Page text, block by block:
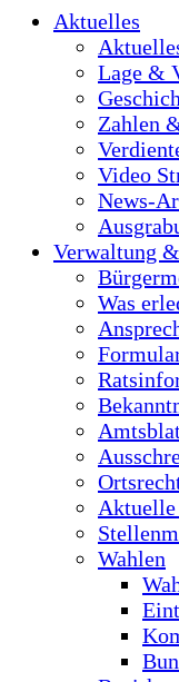
Aktuelles
Lage &
Zahlen
Video
News-
Verwaltung
Was
Wahlen